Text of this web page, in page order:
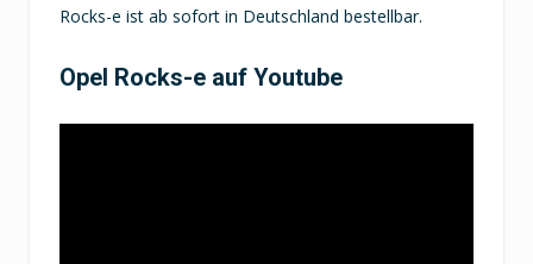
Rocks-e ist ab sofort in Deutschland bestellbar.
Opel Rocks-e auf Youtube